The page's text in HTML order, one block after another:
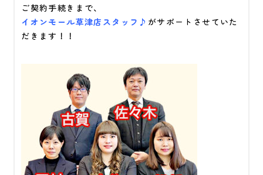
ご契約手続きまで、
イオンモール草津店スタッフ♪ がサポートさせていた
だきます！！